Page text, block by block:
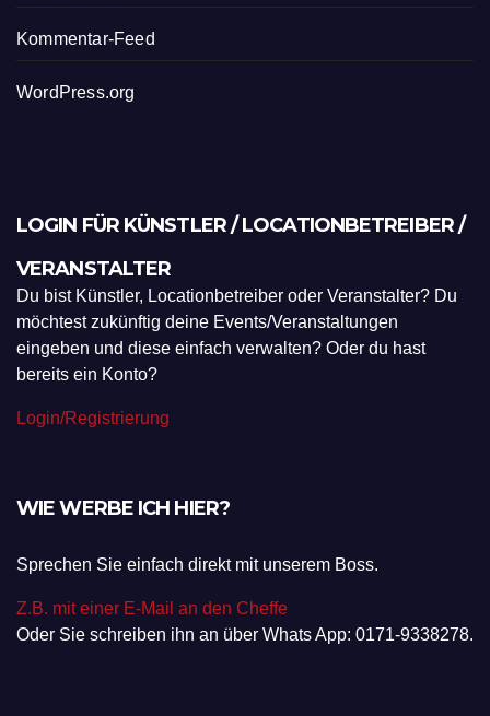
Kommentar-Feed
WordPress.org
LOGIN FÜR KÜNSTLER / LOCATIONBETREIBER /
VERANSTALTER
Du bist Künstler, Locationbetreiber oder Veranstalter? Du
möchtest zukünftig deine Events/Veranstaltungen
eingeben und diese einfach verwalten? Oder du hast
bereits ein Konto?
Login/Registrierung
WIE WERBE ICH HIER?
Sprechen Sie einfach direkt mit unserem Boss.
Z.B. mit einer E-Mail an den Cheffe
Oder Sie schreiben ihn an über Whats App: 0171-9338278.